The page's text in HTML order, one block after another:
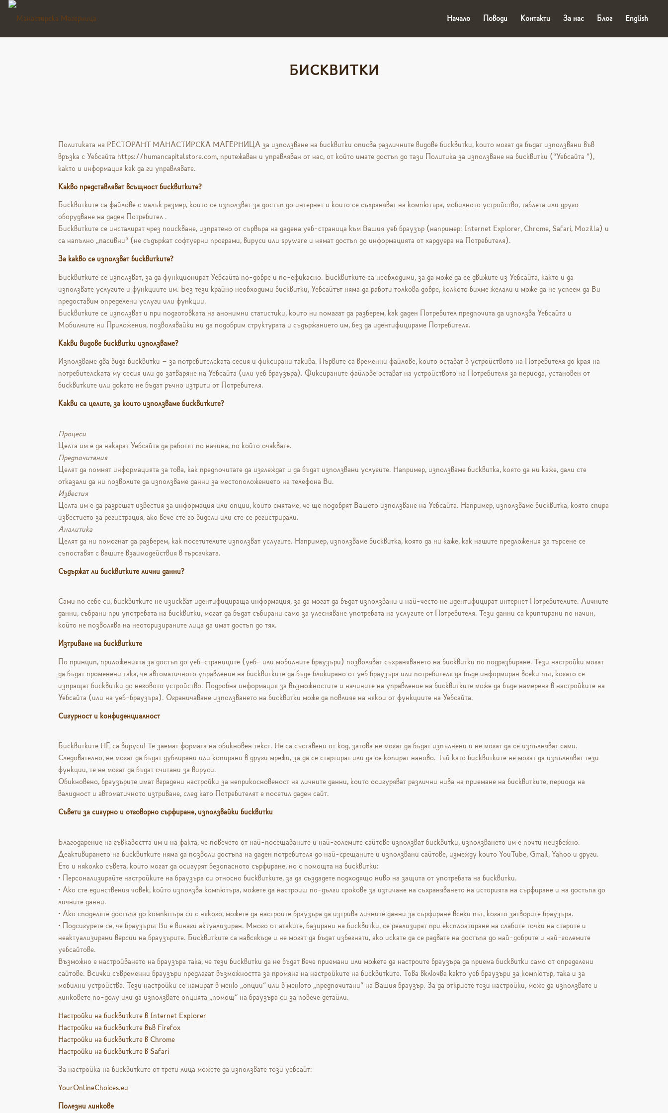
Начало Поводи Контакти За нас Блог English
БИСКВИТКИ
Политиката на РЕСТОРАНТ МАНАСТИРСКА МАГЕРНИЦА за използване на бисквитки описва различните видове бисквитки, които могат да бъдат използвани във
връзка с Уебсайта https://humancapitalstore.com, притежаван и управляван от нас, от който имате достъп до тази Политика за използване на бисквитки (“Уебсайта ”),
както и информация как да ги управлявате.
Какво представляват всъщност бисквитките?
Бисквитките са файлове с малък размер, които се използват за достъп до интернет и които се съхраняват на компютъра, мобилното устройство, таблета или друго
оборудване на даден Потребител .
Бисквитките се инсталират чрез поискване, изпратено от сървъра на дадена уеб-страница към Вашия уеб браузър (например: Internet Explorer, Chrome, Safari, Mozilla) и
са напълно „пасивни“ (не съдържат софтуерни програми, вируси или spyware и нямат достъп до информацията от хардуера на Потребителя).
За какво се използват бисквитките?
Бисквитките се използват, за да функционират Уебсайта по-добре и по-ефикасно. Бисквитките са необходими, за да може да се движите из Уебсайта, както и да
използвате услугите и функциите им. Без тези крайно необходими бисквитки, Уебсайтът няма да работи толкова добре, колкото бихме желали и може да не успеем да Ви
предоставим определени услуги или функции.
Бисквитките се използват и при подготовката на анонимни статистики, които ни помагат да разберем, как даден Потребител предпочита да използва Уебсайта и
Мобилните ни Приложения, позволявайки ни да подобрим структурата и съдържанието им, без да идентифицираме Потребителя.
Какви видове бисквитки използваме?
Използваме два вида бисквитки – за потребителската сесия и фиксирани такива. Първите са временни файлове, които остават в устройството на Потребителя до края на
потребителската му сесия или до затваряне на Уебсайта (или уеб браузъра). Фиксираните файлове остават на устройството на Потребителя за периода, установен от
бисквитките или докато не бъдат ръчно изтрити от Потребителя.
Какви са целите, за които използваме бисквитките?
Процеси
Целта им е да накарат Уебсайта да работят по начина, по който очаквате.
Предпочитания
Целят да помнят информацията за това, как предпочитате да изглеждат и да бъдат използвани услугите. Например, използваме бисквитка, която да ни каже, дали сте
отказали да ни позволите да използваме данни за местоположението на телефона Ви.
Известия
Целта им е да разрешат известия за информация или опции, които смятаме, че ще подобрят Вашето използване на Уебсайта. Например, използваме бисквитка, която спира
известието за регистрация, ако вече сте го видели или сте се регистрирали.
Аналитика
Целят да ни помогнат да разберем, как посетителите използват услугите. Например, използваме бисквитка, която да ни каже, как нашите предложения за търсене се
съпоставят с вашите взаимодействия в търсачката.
Съдържат ли бисквитките лични данни?
Сами по себе си, бисквитките не изискват идентифицираща информация, за да могат да бъдат използвани и най-често не идентифицират интернет Потребителите. Личните
данни, събрани при употребата на бисквитки, могат да бъдат събирани само за улесняване употребата на услугите от Потребителя. Тези данни са криптирани по начин,
който не позволява на неоторизираните лица да имат достъп до тях.
Изтриване на бисквитките
По принцип, приложенията за достъп до уеб-страниците (уеб- или мобилните браузъри) позволяват съхраняването на бисквитки по подразбиране. Тези настройки могат
да бъдат променени така, че автоматичното управление на бисквитките да бъде блокирано от уеб браузъра или потребителя да бъде информиран всеки път, когато се
изпращат бисквитки до неговото устройство. Подробна информация за възможностите и начините на управление на бисквитките може да бъде намерена в настройките на
Уебсайта (или на уеб-браузъра). Ограничаване използването на бисквитки може да повлияе на някои от функциите на Уебсайта.
Сигурност и конфиденциалност
Бисквитките НЕ са вируси! Те заемат формата на обикновен текст. Не са съставени от код, затова не могат да бъдат изпълнени и не могат да се изпълняват сами.
Следователно, не могат да бъдат дублирани или копирани в други мрежи, за да се стартират или да се копират наново. Тъй като бисквитките не могат да изпълняват тези
функции, те не могат да бъдат считани за вируси.
Обикновено, браузърите имат вградени настройки за неприкосновеност на личните данни, които осигуряват различни нива на приемане на бисквитките, периода на
валидност и автоматичното изтриване, след като Потребителят е посетил даден сайт.
Съвети за сигурно и отговорно сърфиране, използвайки бисквитки
Благодарение на гъвкавостта им и на факта, че повечето от най-посещаваните и най-големите сайтове използват бисквитки, използването им е почти неизбежно.
Деактивирането на бисквитките няма да позволи достъпа на даден потребителя до най-срещаните и използвани сайтове, измежду които YouTube, Gmail, Yahoo и други.
Ето и няколко съвета, които могат да осигурят безопасното сърфиране, но с помощта на бисквитки:
• Персонализирайте настройките на браузъра си относно бисквитките, за да създадете подходящо ниво на защита от употребата на бисквитки.
• Ако сте единствения човек, който използва компютъра, можете да настроиш по-дълги срокове за изтичане на съхраняването на историята на сърфиране и на достъпа до
личните данни.
• Ако споделяте достъпа до компютъра си с някого, можете да настроите браузъра да изтрива личните данни за сърфиране всеки път, когато затворите браузъра.
• Подсигурете се, че браузърът Ви е винаги актуализиран. Много от атаките, базирани на бисквитки, се реализират при експлоатиране на слабите точки на старите и
неактуализирани версии на браузърите. Бисквитките са навсякъде и не могат да бъдат избегнати, ако искате да се радвате на достъпа до най-добрите и най-големите
уебсайтове.
Възможно е настройването на браузъра така, че тези бисквитки да не бъдат вече приемани или можете да настроите браузъра да приема бисквитки само от определени
сайтове. Всички съвременни браузъри предлагат възможността за промяна на настройките на бисквитките. Това включва както уеб браузъри за компютър, така и за
мобилни устройства. Тези настройки се намират в меню „опции“ или в менюто „предпочитани“ на Вашия браузър. За да откриете тези настройки, може да използвате и
линковете по-долу или да използвате опцията „помощ“ на браузъра си за повече детайли.
Настройки на бисквитките в Internet Explorer
Настройки на бисквитките във Firefox
Настройки на бисквитките в Chrome
Настройки на бисквитките в Safari
За настройка на бисквитките от трети лица можете да използвате този уебсайт:
YourOnlineChoices.eu
Полезни линкове